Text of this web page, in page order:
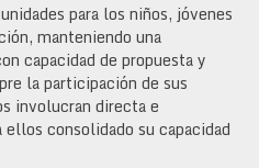
para los niños, jóvenes
manteniendo una
capacidad de propuesta y
la participación de sus
involucran directa e
consolidado su capacidad